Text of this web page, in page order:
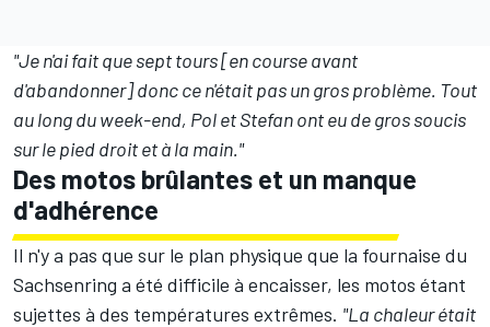
"Je n'ai fait que sept tours [en course avant
d'abandonner] donc ce n'était pas un gros problème. Tout
au long du week-end, Pol et Stefan ont eu de gros soucis
sur le pied droit et à la main."
Des motos brûlantes et un manque
d'adhérence
Il n'y a pas que sur le plan physique que la fournaise du
Sachsenring a été difficile à encaisser, les motos étant
sujettes à des températures extrêmes. "La chaleur était